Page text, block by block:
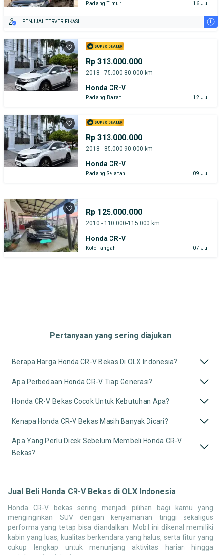
Padang Timur 16 Jul
PENJUAL TERVERIFIKASI i
Rp 313.000.000
2018 - 75.000-80.000 km
Honda CR-V
Padang Barat 12 Jul
Rp 313.000.000
2018 - 85.000-90.000 km
Honda CR-V
Padang Selatan 09 Jul
Rp 125.000.000
2010 - 110.000-115.000 km
Honda CR-V
Koto Tangah 07 Jul
Pertanyaan yang sering diajukan
Berapa Harga Honda CR-V Bekas Di OLX Indonesia?
Apa Perbedaan Honda CR-V Tiap Generasi?
Honda CR-V Bekas Cocok Untuk Kebutuhan Apa?
Kenapa Honda CR-V Bekas Masih Banyak Dicari?
Apa Yang Perlu Dicek Sebelum Membeli Honda CR-V
Bekas?
Jual Beli Honda CR-V Bekas di OLX Indonesia
Honda CR-V bekas sering menjadi pilihan bagi kamu yang
menginginkan SUV dengan kenyamanan tinggi sekaligus
performa yang tetap bisa diandalkan. Mobil ini dikenal memiliki
kabin yang luas, kualitas berkendara yang halus, serta fitur yang
cukup lengkap untuk menunjang aktivitas harian hingga